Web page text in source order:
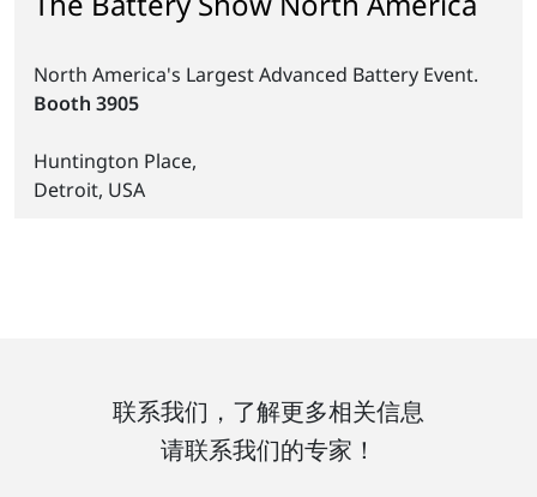
North America's Largest Advanced Battery Event.
Booth 3905
Huntington Place,
Detroit, USA
联系我们，了解更多相关信息
请联系我们的专家！